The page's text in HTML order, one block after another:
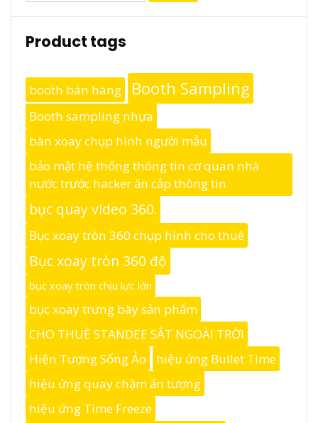
Product tags
booth bán hàng Booth Sampling
Booth sampling nhựa
bàn xoay chụp hình người mẫu
bảo mật hệ thống thông tin cơ quan nhà
nước trước hacker ăn cắp thông tin
bục quay video 360.
Bục xoay tròn 360 chụp hình cho thuê
Bục xoay tròn 360 độ
bục xoay tròn chịu lực lớn
bục xoay trưng bày sản phẩm
CHO THUÊ STANDEE SẮT NGOÀI TRỜI
Hiện Tượng Sống Ảo
hiệu ứng Bullet Time
hiệu ứng quay chậm ấn tượng
hiệu ứng Time Freeze